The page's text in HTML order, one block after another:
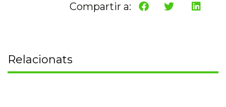
Compartir a:
Relacionats